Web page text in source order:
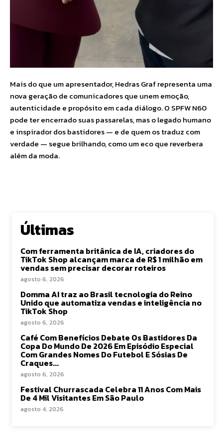
Mais do que um apresentador, Hedras Graf representa uma
nova geração de comunicadores que unem emoção,
autenticidade e propósito em cada diálogo. O SPFW N60
pode ter encerrado suas passarelas, mas o legado humano
e inspirador dos bastidores — e de quem os traduz com
verdade — segue brilhando, como um eco que reverbera
além da moda.
Últimas
Com ferramenta britânica de IA, criadores do
TikTok Shop alcançam marca de R$ 1 milhão em
vendas sem precisar decorar roteiros
agosto 6, 2026
Domma AI traz ao Brasil tecnologia do Reino
Unido que automatiza vendas e inteligência no
TikTok Shop
agosto 6, 2026
Café Com Benefícios Debate Os Bastidores Da
Copa Do Mundo De 2026 Em Episódio Especial
Com Grandes Nomes Do Futebol E Sósias De
Craques...
agosto 6, 2026
Festival Churrascada Celebra 11 Anos Com Mais
De 4 Mil Visitantes Em São Paulo
agosto 4, 2026